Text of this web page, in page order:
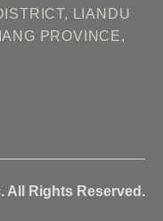
LIANDU
PROVINCE,
All Rights Reserved.